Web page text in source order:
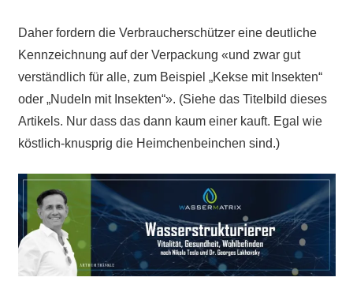
Daher fordern die Verbraucherschützer eine deutliche
Kennzeichnung auf der Verpackung «und zwar gut
verständlich für alle, zum Beispiel „Kekse mit Insekten“
oder „Nudeln mit Insekten“». (Siehe das Titelbild dieses
Artikels. Nur dass das dann kaum einer kauft. Egal wie
köstlich-knusprig die Heimchenbeinchen sind.)